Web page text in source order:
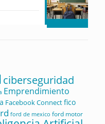
ciberseguridad
Emprendimiento
Facebook Connectfico
ford de mexico ford motor